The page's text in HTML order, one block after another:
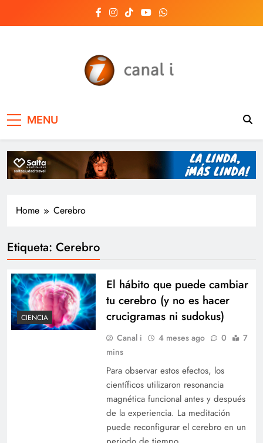
Salta, Argentina y el
mundo, las 24 horas
del día
MENU
Home Cerebro
Etiqueta: Cerebro
CIENCIA
El hábito que puede cambiar
tu cerebro (y no es hacer
crucigramas ni sudokus)
Canal i 4 meses ago 0
7
mins
Para observar estos efectos, los
científicos utilizaron resonancia
magnética funcional antes y después
de la experiencia. La meditación
puede reconfigurar el cerebro en un